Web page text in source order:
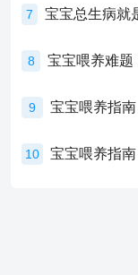
7
8
9 宝宝喂养指
10 宝宝喂养指